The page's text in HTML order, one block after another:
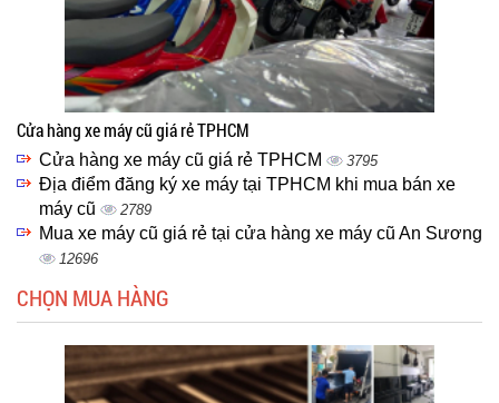
Cửa hàng xe máy cũ giá rẻ TPHCM
Cửa hàng xe máy cũ giá rẻ TPHCM 3795
Địa điểm đăng ký xe máy tại TPHCM khi mua bán xe
máy cũ
2789
Mua xe máy cũ giá rẻ tại cửa hàng xe máy cũ An Sương
12696
CHỌN MUA HÀNG